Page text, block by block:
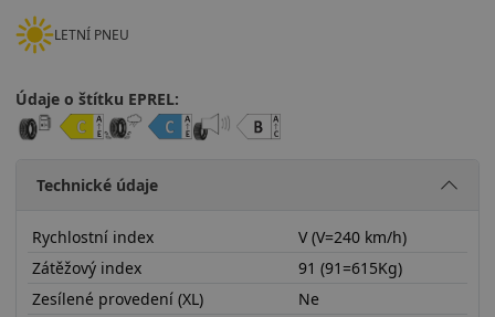
LETNÍ PNEU
Údaje o štítku EPREL:
Technické údaje
Rychlostní index
V (V=240 km/h)
Zátěžový index
91 (91=615Kg)
Zesílené provedení (XL)
Ne